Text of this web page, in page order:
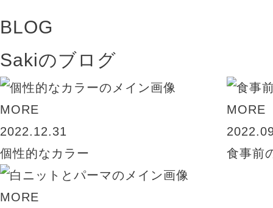
BLOG
Sakiのブログ
MORE
2022.12.31
個性的なカラー
MORE
食事前
MORE